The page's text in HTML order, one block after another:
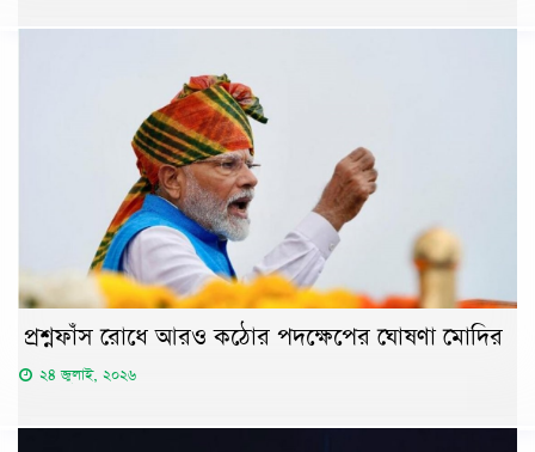
প্রশ্নফাঁস রোধে আরও কঠোর পদক্ষেপের ঘোষণা মোদির
২৪ জুলাই, ২০২৬